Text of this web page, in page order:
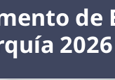
de
2026